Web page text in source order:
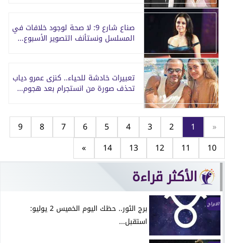
صناع شارع 9: لا صحة لوجود خلافات في
المسلسل ونستأنف التصوير الأسبوع...
تعبيرات خادشة للحياء.. كنزى عمرو دياب
تحذف صورة من انستجرام بعد هجوم...
«
1
2
3
4
5
6
7
8
9
10
11
12
13
14
»
الأكثر قراءة
الابراج
برج الثور.. حظك اليوم الخميس 2 يوليو:
استقبل...